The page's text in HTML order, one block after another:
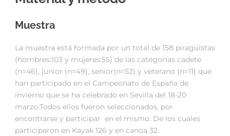
Muestra
La muestra está formada por un total de 158 piragüistas
(hombres:103 y mujeres:55) de las categorías cadete
(n=46), junior (n=49), senior(n=52) y veterano (n=11) que
han participado en el Campeonato de España de
invierno que se ha celebrado en Sevilla del 18-20
marzo.Todos ellos fueron seleccionados, por
encontrarse y participar en el mismo. De los cuales
participaron en Kayak 126 y en canoa 32.